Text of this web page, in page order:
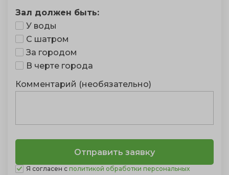
Зал должен быть:
У воды
С шатром
За городом
В черте города
Комментарий (необязательно)
Я согласен с политикой обработки персональных